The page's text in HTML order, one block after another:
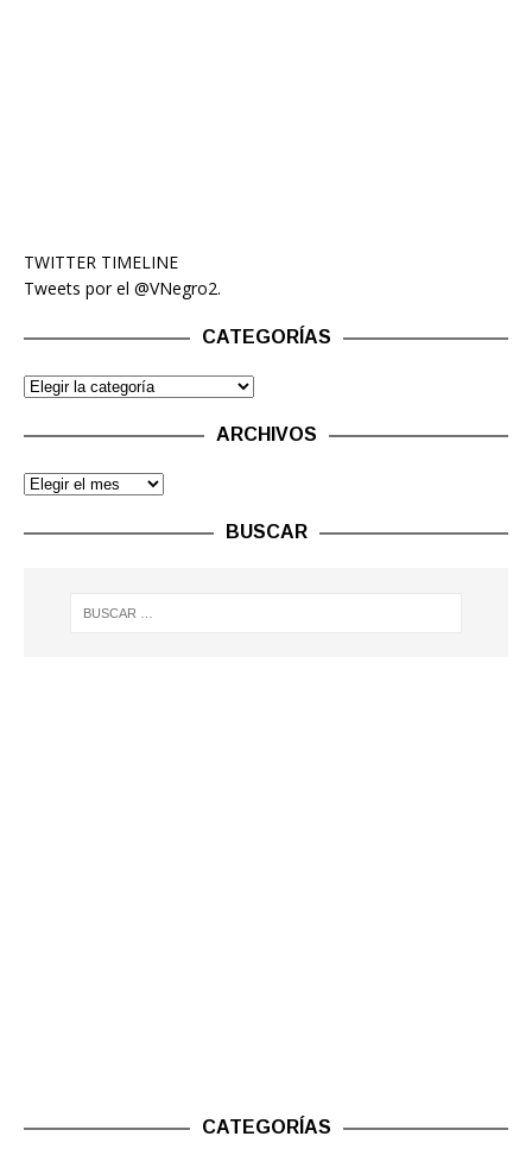
TWITTER TIMELINE
Tweets por el @VNegro2.
CATEGORÍAS
ARCHIVOS
BUSCAR
CATEGORÍAS